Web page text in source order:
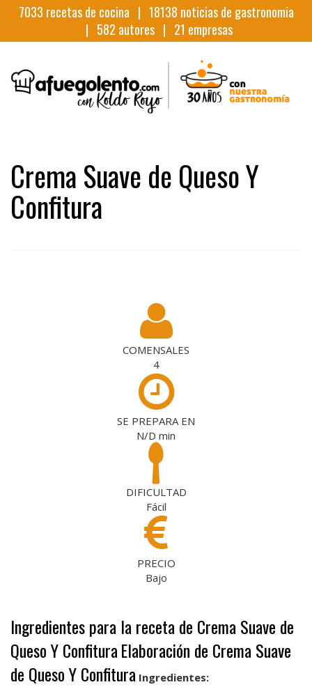
7033 recetas de cocina | 18138 noticias de gastronomia
| 582 autores | 21 empresas
Crema Suave de Queso Y
Confitura
COMENSALES
4
SE PREPARA EN
N/D min
DIFICULTAD
Fácil
PRECIO
Bajo
Ingredientes para la receta de Crema Suave de
Queso Y ConfituraElaboración de Crema Suave
de Queso Y Confitura Ingredientes: